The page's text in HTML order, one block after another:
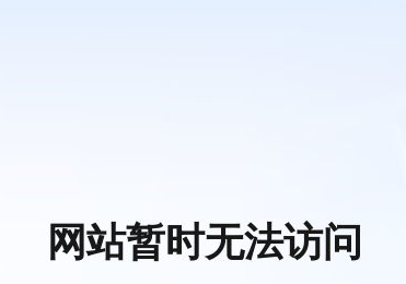
网站暂时无法访问